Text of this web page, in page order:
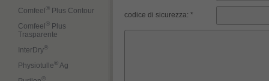
Comfeel ®
Plus Contour
Comfeel ®
Plus
Trasparente
InterDry®
Physiotulle ® Ag
®
codice di sicurezza: *